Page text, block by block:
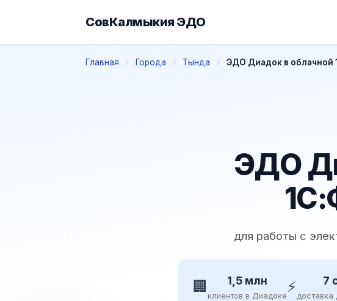
СовКалмыкия ЭДО
Главная Города Тында ЭДО Диадок в облачной
ЭДО
для работы с
🏢 1,5 млн
клиентов в Диадоке⚡ 7
доставка